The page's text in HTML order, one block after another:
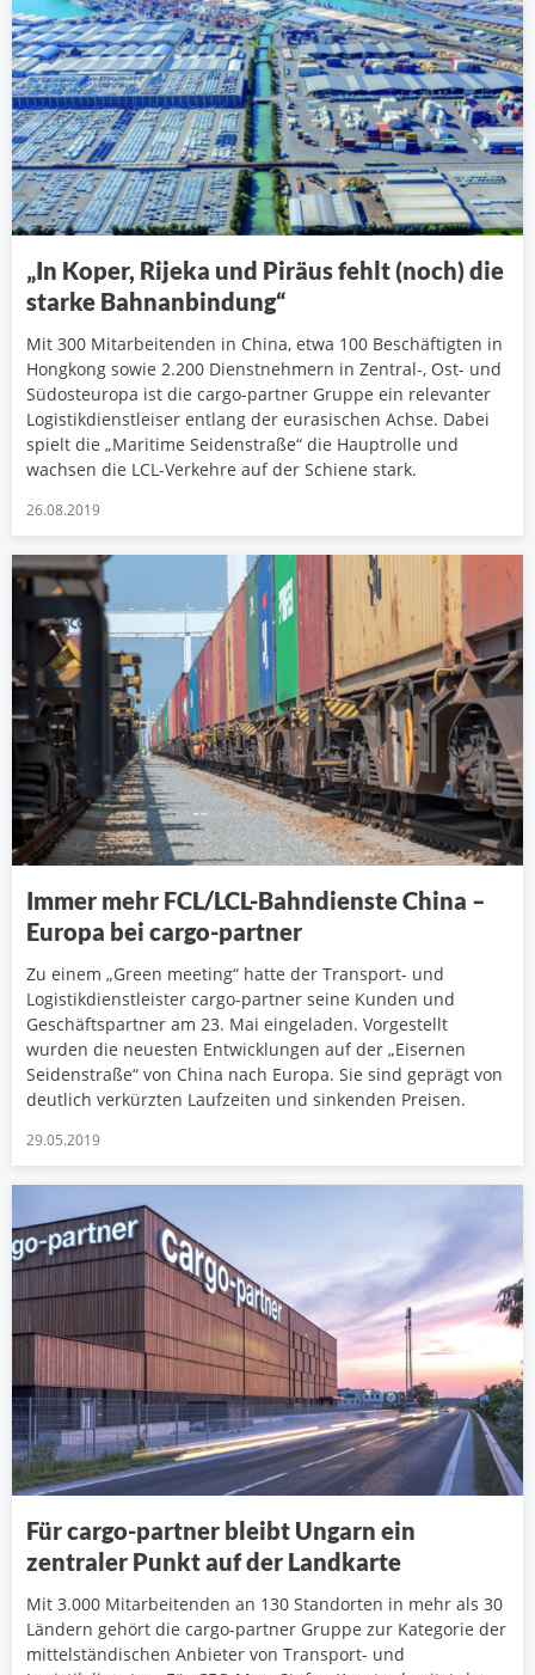
„In Koper, Rijeka und Piräus fehlt (noch) die
starke Bahnanbindung“
Mit 300 Mitarbeitenden in China, etwa 100 Beschäftigten in
Hongkong sowie 2.200 Dienstnehmern in Zentral-, Ost- und
Südosteuropa ist die cargo-partner Gruppe ein relevanter
Logistikdienstleiser entlang der eurasischen Achse. Dabei
spielt die „Maritime Seidenstraße“ die Hauptrolle und
wachsen die LCL-Verkehre auf der Schiene stark.
26.08.2019
Immer mehr FCL/LCL-Bahndienste China –
Europa bei cargo-partner
Zu einem „Green meeting“ hatte der Transport- und
Logistikdienstleister cargo-partner seine Kunden und
Geschäftspartner am 23. Mai eingeladen. Vorgestellt
wurden die neuesten Entwicklungen auf der „Eisernen
Seidenstraße“ von China nach Europa. Sie sind geprägt von
deutlich verkürzten Laufzeiten und sinkenden Preisen.
29.05.2019
Für cargo-partner bleibt Ungarn ein
zentraler Punkt auf der Landkarte
Mit 3.000 Mitarbeitenden an 130 Standorten in mehr als 30
Ländern gehört die cargo-partner Gruppe zur Kategorie der
mittelständischen Anbieter von Transport- und